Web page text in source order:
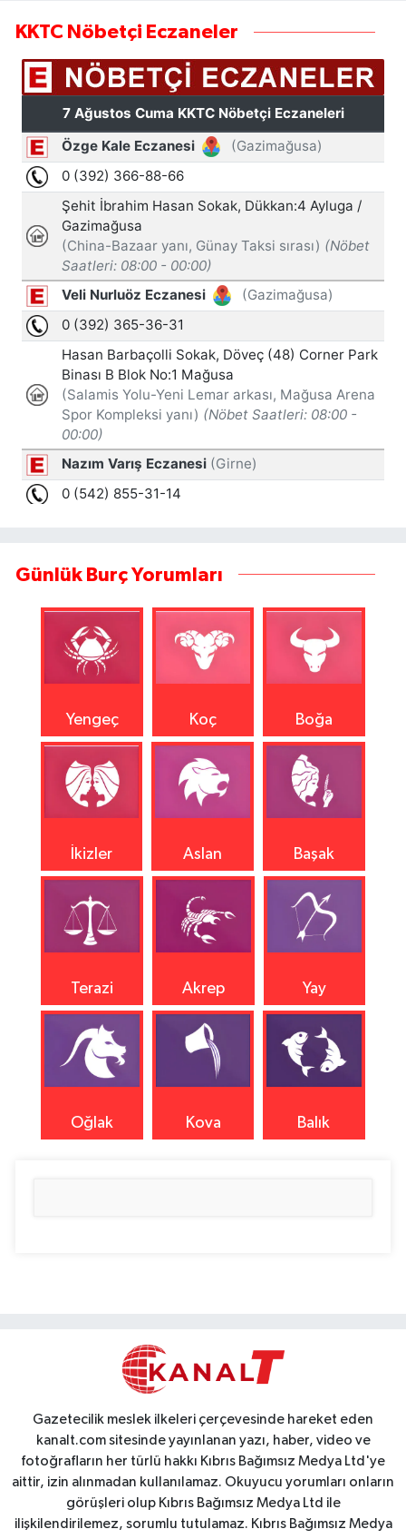
KKTC Nöbetçi Eczaneler
Günlük Burç Yorumları
Yengeç Koç Boğa
İkizler Aslan Başak
Terazi Akrep Yay
Oğlak Kova Balık
Gazetecilik meslek ilkeleri çerçevesinde hareket eden
kanalt.com sitesinde yayınlanan yazı, haber, video ve
fotoğrafların her türlü hakkı Kıbrıs Bağımsız Medya Ltd'ye
aittir, izin alınmadan kullanılamaz. Okuyucu yorumları onların
görüşleri olup Kıbrıs Bağımsız Medya Ltd ile
ilişkilendirilemez, sorumlu tutulamaz. Kıbrıs Bağımsız Medya